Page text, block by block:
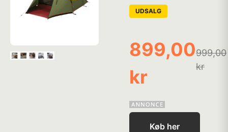
UDSALG
899,00
kr
999,00
kr
Køb her